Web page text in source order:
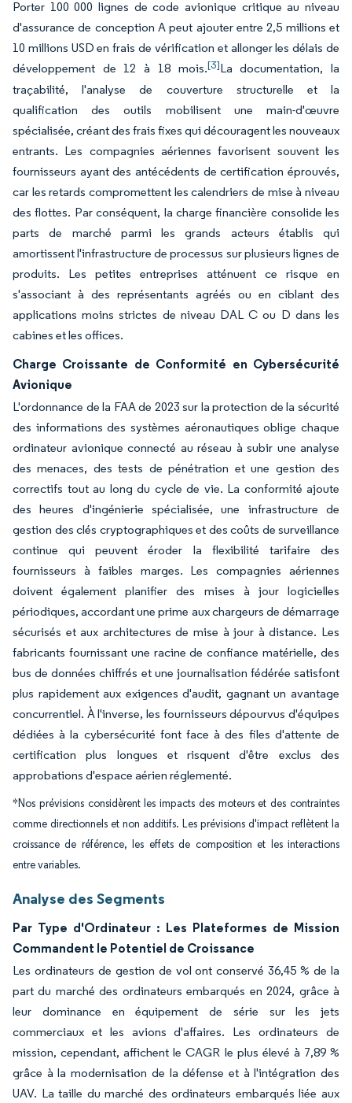
Porter 100 000 lignes de code avionique critique au niveau
d'assurance de conception A peut ajouter entre 2,5 millions et
10 millions USD en frais de vérification et allonger les délais de
développement de 12 à 18 mois.[3]La documentation, la
traçabilité, l'analyse de couverture structurelle et la
qualification des outils mobilisent une main-d'œuvre
spécialisée, créant des frais fixes qui découragent les nouveaux
entrants. Les compagnies aériennes favorisent souvent les
fournisseurs ayant des antécédents de certification éprouvés,
car les retards compromettent les calendriers de mise à niveau
des flottes. Par conséquent, la charge financière consolide les
parts de marché parmi les grands acteurs établis qui
amortissent l'infrastructure de processus sur plusieurs lignes de
produits. Les petites entreprises atténuent ce risque en
s'associant à des représentants agréés ou en ciblant des
applications moins strictes de niveau DAL C ou D dans les
cabines et les offices.
Charge Croissante de Conformité en Cybersécurité
Avionique
L'ordonnance de la FAA de 2023 sur la protection de la sécurité
des informations des systèmes aéronautiques oblige chaque
ordinateur avionique connecté au réseau à subir une analyse
des menaces, des tests de pénétration et une gestion des
correctifs tout au long du cycle de vie. La conformité ajoute
des heures d'ingénierie spécialisée, une infrastructure de
gestion des clés cryptographiques et des coûts de surveillance
continue qui peuvent éroder la flexibilité tarifaire des
fournisseurs à faibles marges. Les compagnies aériennes
doivent également planifier des mises à jour logicielles
périodiques, accordant une prime aux chargeurs de démarrage
sécurisés et aux architectures de mise à jour à distance. Les
fabricants fournissant une racine de confiance matérielle, des
bus de données chiffrés et une journalisation fédérée satisfont
plus rapidement aux exigences d'audit, gagnant un avantage
concurrentiel. À l'inverse, les fournisseurs dépourvus d'équipes
dédiées à la cybersécurité font face à des files d'attente de
certification plus longues et risquent d'être exclus des
approbations d'espace aérien réglementé.
*Nos prévisions considèrent les impacts des moteurs et des contraintes
comme directionnels et non additifs. Les prévisions d'impact reflètent la
croissance de référence, les effets de composition et les interactions
entre variables.
Analyse des Segments
Par Type d'Ordinateur : Les Plateformes de Mission
Commandent le Potentiel de Croissance
Les ordinateurs de gestion de vol ont conservé 36,45 % de la
part du marché des ordinateurs embarqués en 2024, grâce à
leur dominance en équipement de série sur les jets
commerciaux et les avions d'affaires. Les ordinateurs de
mission, cependant, affichent le CAGR le plus élevé à 7,89 %
grâce à la modernisation de la défense et à l'intégration des
UAV. La taille du marché des ordinateurs embarqués liée aux